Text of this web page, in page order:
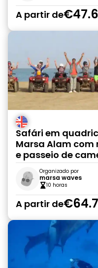
A partir de
Safári em
Marsa Alam com
e passeio de
Organizado por
marsa waves
10 horas
A partir de